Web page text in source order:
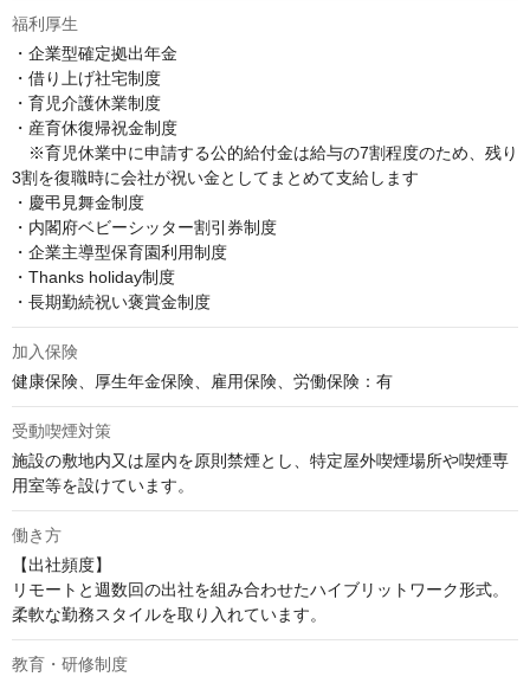
福利厚生
・企業型確定拠出年金
・借り上げ社宅制度
・育児介護休業制度
・産育休復帰祝金制度
※育児休業中に申請する公的給付金は給与の7割程度のため、残り
3割を復職時に会社が祝い金としてまとめて支給します
・慶弔見舞金制度
・内閣府ベビーシッター割引券制度
・企業主導型保育園利用制度
・Thanks holiday制度
・長期勤続祝い褒賞金制度
加入保険
健康保険、厚生年金保険、雇用保険、労働保険：有
受動喫煙対策
施設の敷地内又は屋内を原則禁煙とし、特定屋外喫煙場所や喫煙専
用室等を設けています。
働き方
【出社頻度】
リモートと週数回の出社を組み合わせたハイブリットワーク形式。
柔軟な勤務スタイルを取り入れています。
教育・研修制度